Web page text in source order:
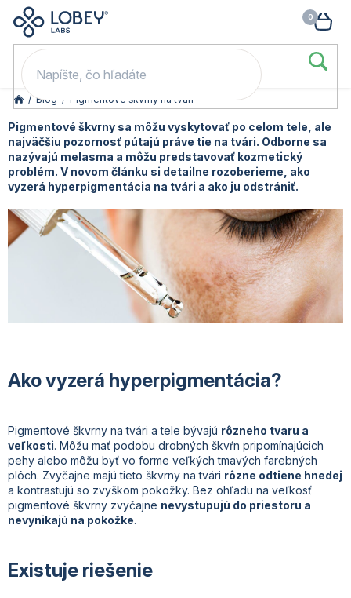
Prejsť
obsah
kódom LOB20 (nad 80 eur). 👉
/ Blog / Pigmentové škvrny na tvári
Pigmentové škvrny sa môžu vyskytovať po celom tele, ale
najväčšiu pozornosť pútajú práve tie na tvári. Odborne sa
nazývajú melasma a môžu predstavovať kozmetický
problém. V novom článku si detailne rozoberieme, ako
vyzerá hyperpigmentácia na tvári a ako ju odstrániť.
Ako vyzerá hyperpigmentácia?
Pigmentové škvrny na tvári a tele bývajú rôzneho tvaru a
veľkosti. Môžu mať podobu drobných škvŕn pripomínajúcich
pehy alebo môžu byť vo forme veľkých tmavých farebných
plôch. Zvyčajne majú tieto škvrny na tvári rôzne odtiene hnedej
a kontrastujú so zvyškom pokožky. Bez ohľadu na veľkosť
pigmentové škvrny zvyčajne nevystupujú do priestoru a
nevynikajú na pokožke.
Existuje riešenie